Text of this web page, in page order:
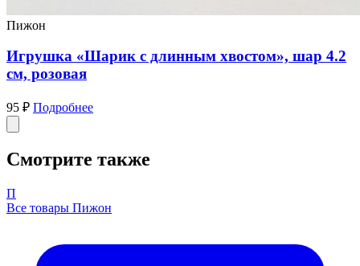
Пижон
Игрушка «Шарик с длинным хвостом», шар 4.2
см, розовая
95 ₽ Подробнее
Смотрите также
П
Все товары Пижон